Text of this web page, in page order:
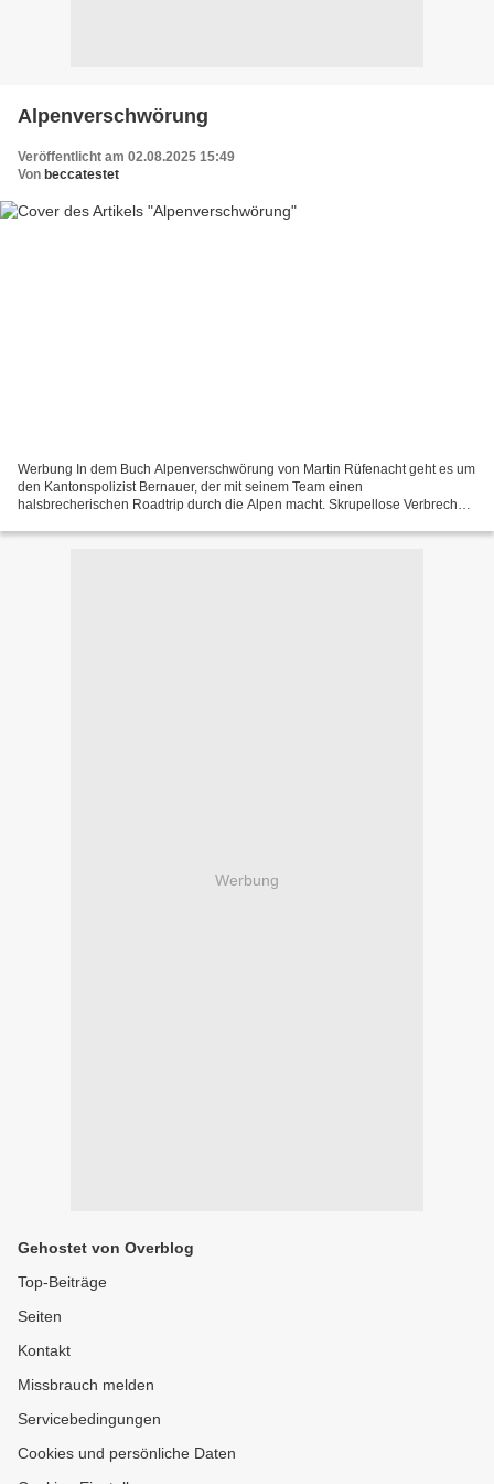
Alpenverschwörung
Veröffentlicht am 02.08.2025 15:49
Von beccatestet
Werbung In dem Buch Alpenverschwörung von Martin Rüfenacht geht es um
den Kantonspolizist Bernauer, der mit seinem Team einen
halsbrecherischen Roadtrip durch die Alpen macht. Skrupellose Verbrecher
Werbung
Gehostet von Overblog
Top-Beiträge
Seiten
Kontakt
Missbrauch melden
Servicebedingungen
Cookies und persönliche Daten